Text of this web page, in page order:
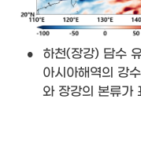
•
하천(장강) 담수
아시아해역의 강
와 장강의 본류가